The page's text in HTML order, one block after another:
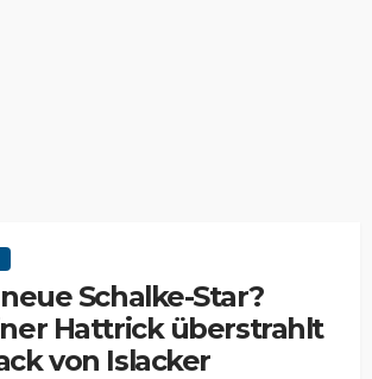
Schalke-Star?
Hattrick überstrahlt
von Islacker